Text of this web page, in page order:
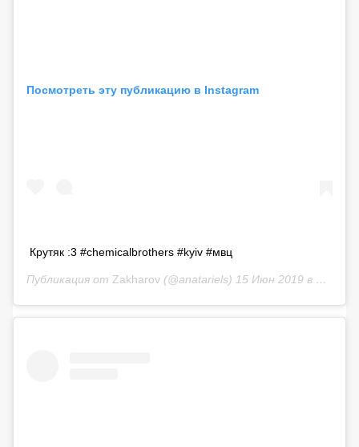
Посмотреть эту публикацию в Instagram
Крутяк :3 #chemicalbrothers #kyiv #мвц
Публикация от Zakharov (@anatariels) 15 Июн 2019 в 3:55 PDT